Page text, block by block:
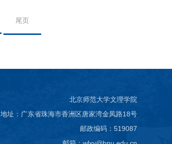
尾页
北京师范大学文理学院
地址：广东省珠海市香洲区唐家湾金凤路18号
邮政编码：519087